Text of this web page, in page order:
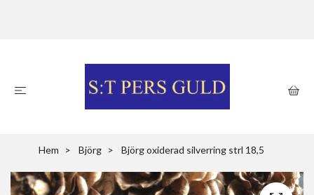
Hem Björg Björg oxiderad silverring strl 18,5